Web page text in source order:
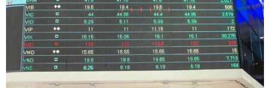
#Việt Nam-Hàn Quốc #Phân phối
#Logistics
#Vụ thị trường trong nước
#Trung tâm logistics
TP. Hà Nội